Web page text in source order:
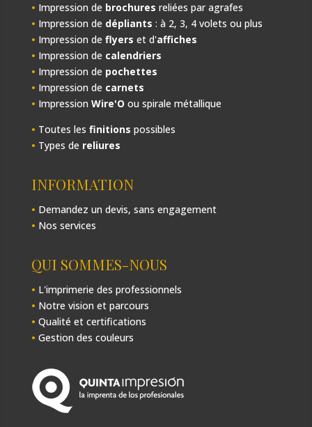
• Impression de brochures reliées par agrafes
• Impression de dépliants : à 2, 3, 4 volets ou plus
• Impression de flyers et d'affiches
• Impression de calendriers
• Impression de pochettes
• Impression de carnets
• Impression Wire'O ou spirale métallique
• Toutes les finitions possibles
• Types de reliures
INFORMATION
• Demandez un devis, sans engagement
• Nos services
QUI SOMMES-NOUS
• L'imprimerie des professionnels
• Notre vision et parcours
• Qualité et certifications
• Gestion des couleurs